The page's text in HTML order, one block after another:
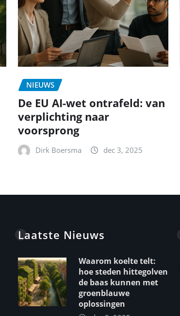
NIEUWS
De EU AI-wet ontrafeld: van
verplichting naar
voorsprong
Dirk Boersma dec 3, 2025
Laatste Nieuws
Waarom koelte telt:
hoe steden hittegolven
de baas kunnen met
groenblauwe
oplossingen